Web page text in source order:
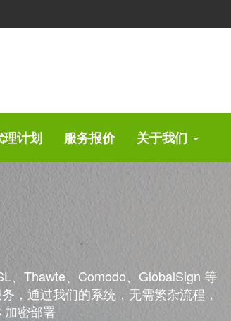
理计划 服务报价 关于我们
、Thawte、Comodo、GlobalSign 等
，通过我们的系统，无需繁杂流程，
加密部署